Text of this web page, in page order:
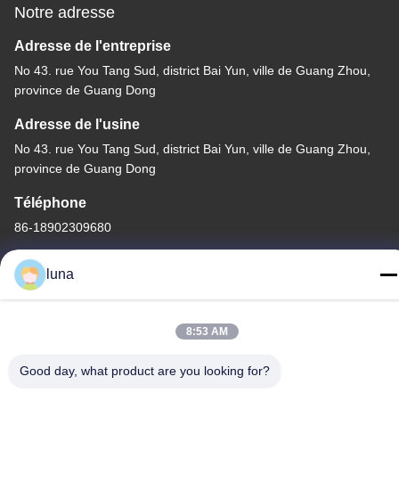
Notre adresse
Adresse de l'entreprise
No 43. rue You Tang Sud, district Bai Yun, ville de Guang Zhou,
province de Guang Dong
Adresse de l'usine
No 43. rue You Tang Sud, district Bai Yun, ville de Guang Zhou,
province de Guang Dong
Téléphone
86-18902309680
Bonne qualité de la Chine Poudre de blanchiment capillaire
Chemical Co., Ltd . Tous droits réservés.
luna
8:53 AM
Good day, what product are you looking for?